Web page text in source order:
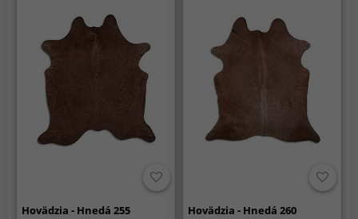
Hovädzia - Hnedá 255 Hovädzia - Hnedá 260